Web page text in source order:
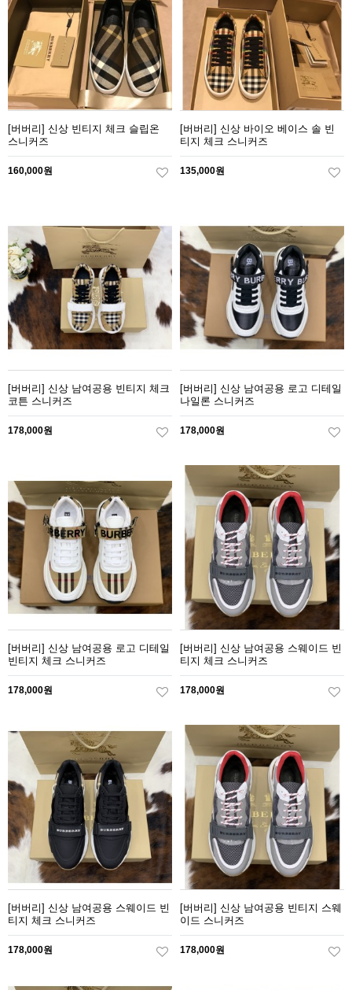
[버버리] 신상 빈티지 체크 슬립온
스니커즈
160,000원
[버버리] 신상 바이오 베이스 솔 빈
티지 체크 스니커즈
135,000원
[버버리] 신상 남여공용 빈티지 체크
코튼 스니커즈
178,000원
[버버리] 신상 남여공용 로고 디테일
나일론 스니커즈
178,000원
[버버리] 신상 남여공용 로고 디테일
빈티지 체크 스니커즈
178,000원
[버버리] 신상 남여공용 스웨이드 빈
티지 체크 스니커즈
178,000원
[버버리] 신상 남여공용 스웨이드 빈
티지 체크 스니커즈
178,000원
[버버리] 신상 남여공용 빈티지 스웨
이드 스니커즈
178,000원